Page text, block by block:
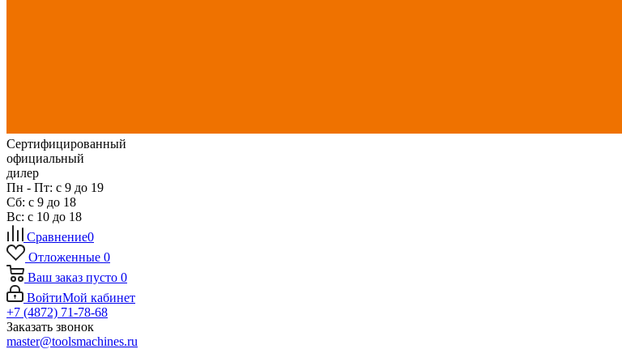
Сертифицированный
официальный
дилер
Пн - Пт: с 9 до 19
Сб: с 9 до 18
Вс: с 10 до 18
Сравнение0
Отложенные 0
Ваш заказ пусто 0
ВойтиМой кабинет
+7 (4872) 71-78-68
Заказать звонок
master@toolsmachines.ru